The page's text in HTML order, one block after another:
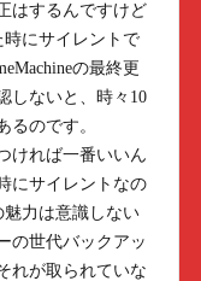
はするんですけど
時にサイレントで
の最終更
しないと、時々10
るのです。
ければ一番いいん
にサイレントなの
魅力は意識しない
の世代バックアッ
れが取られていな